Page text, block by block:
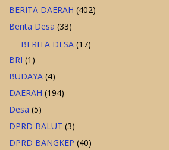
BERITA DAERAH (402)
Berita Desa (33)
BERITA DESA (17)
BRI (1)
BUDAYA (4)
DAERAH (194)
Desa (5)
DPRD BALUT (3)
DPRD BANGKEP (40)